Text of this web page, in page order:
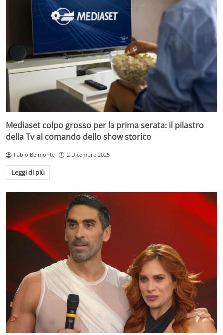
Mediaset colpo grosso per la prima serata: il pilastro
della Tv al comando dello show storico
Fabio Belmonte 2 Dicembre 2025
Leggi di più